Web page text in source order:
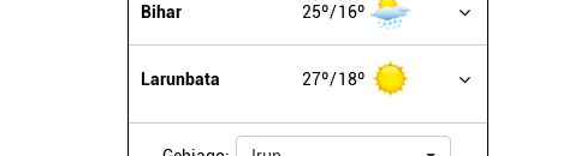
Bihar 25º 16º
Larunbata 27º 18º